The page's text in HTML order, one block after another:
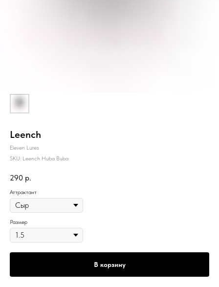
Leench
Eleven Lures
SKU: Leench Huba Buba
290 р.
Аттрактант
Размер
В корзину